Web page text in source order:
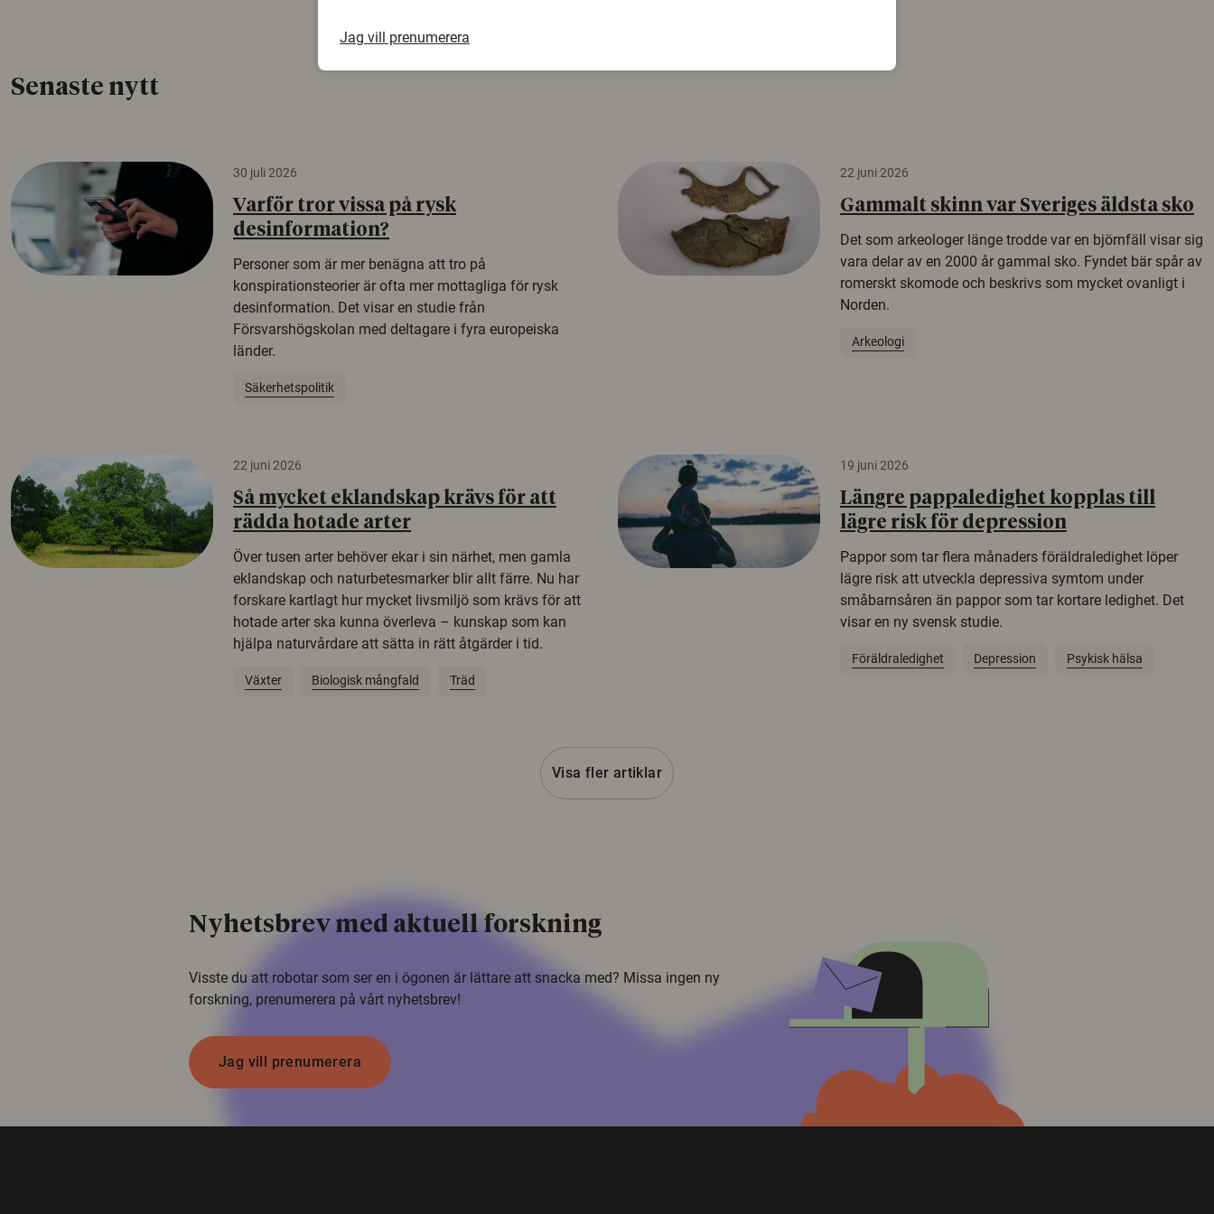
Senaste nytt
30 juli 2026
Varför tror vissa på rysk
desinformation?
Personer som är mer benägna att tro på
konspirationsteorier är ofta mer mottagliga för rysk
desinformation. Det visar en studie från
Försvarshögskolan med deltagare i fyra europeiska
länder.
Säkerhetspolitik
22 juni 2026
Gammalt skinn var Sveriges äldsta sko
Det som arkeologer länge trodde var en björnfäll visar sig
vara delar av en 2000 år gammal sko. Fyndet bär spår av
romerskt skomode och beskrivs som mycket ovanligt i
Norden.
Arkeologi
22 juni 2026
Så mycket eklandskap krävs för att
rädda hotade arter
Över tusen arter behöver ekar i sin närhet, men gamla
eklandskap och naturbetesmarker blir allt färre. Nu har
forskare kartlagt hur mycket livsmiljö som krävs för att
hotade arter ska kunna överleva – kunskap som kan
hjälpa naturvårdare att sätta in rätt åtgärder i tid.
Växter Biologisk mångfald Träd
19 juni 2026
Längre pappaledighet kopplas till
lägre risk för depression
Pappor som tar flera månaders föräldraledighet löper
lägre risk att utveckla depressiva symtom under
småbarnsåren än pappor som tar kortare ledighet. Det
visar en ny svensk studie.
Föräldraledighet Depression Psykisk hälsa
Visa fler artiklar
Nyhetsbrev med aktuell forskning
Visste du att robotar som ser en i ögonen är lättare att snacka med? Missa ingen ny
forskning, prenumerera på vårt nyhetsbrev!
Jag vill prenumerera
Jag vill prenumerera